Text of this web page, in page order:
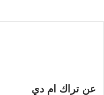
عن تراك ام دي